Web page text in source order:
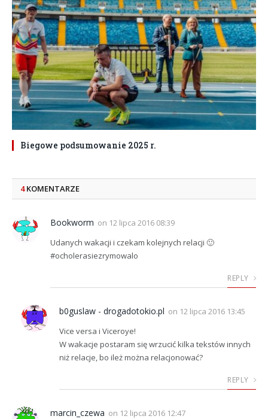
Biegowe podsumowanie 2025 r.
4KOMENTARZE
Bookworm on 12 lipca 2016 08:39
Udanych wakacji i czekam kolejnych relacji 🙂
#ocholerasiezrymowalo
REPLY
b0guslaw - drogadotokio.pl on 12 lipca 2016 13:45
Vice versa i Viceroye!
W wakacje postaram się wrzucić kilka tekstów innych
niż relacje, bo ileż można relacjonować?
REPLY
marcin_czewa on 12 lipca 2016 12:47